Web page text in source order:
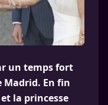
un temps fort
Madrid. En fin
la princesse